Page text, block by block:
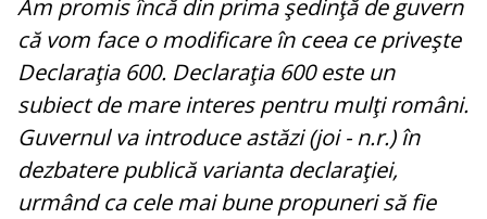
Am promis încă din prima şedinţă de guvern
că vom face o modificare în ceea ce priveşte
Declaraţia 600. Declaraţia 600 este un
subiect de mare interes pentru mulţi români.
Guvernul va introduce astăzi (joi - n.r.) în
dezbatere publică varianta declaraţiei,
urmând ca cele mai bune propuneri să fie